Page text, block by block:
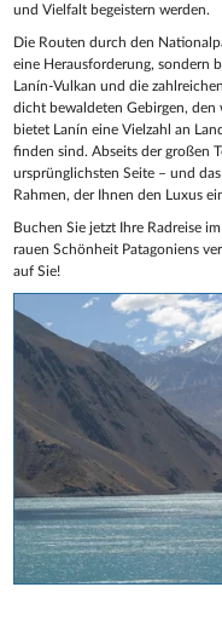
und Vielfalt begeistern werden.
Die Routen durch den
eine Herausforderung, sondern
Lanín-Vulkan und die
dicht bewaldeten Gebirgen, den
bietet Lanín eine Vielzahl an
finden sind. Abseits der großen
ursprünglichsten Seite – und
Rahmen, der Ihnen den Luxus
Buchen Sie jetzt Ihre Radreise
rauen Schönheit Patagoniens
auf Sie!